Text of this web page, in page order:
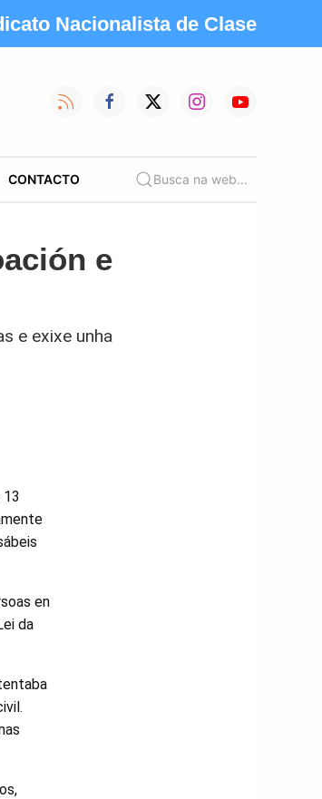
Nacionalista de Clase
CONTACTO Busca na web...
e
e exixe unha
en
da